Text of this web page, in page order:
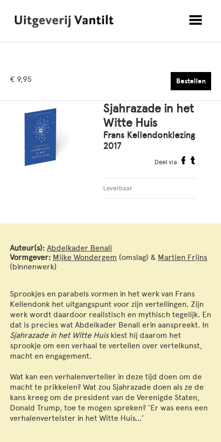
€ 9,95 Bestellen
Sjahrazade in het
Witte Huis
Frans Kellendonklezing
2017
Deel via
Leverbaar
Auteur(s): Abdelkader Benali
Vormgever: Mijke Wondergem (omslag) & Martien Frijns
(binnenwerk)
Sprookjes en parabels vormen in het werk van Frans
Kellendonk het uitgangspunt voor zijn vertellingen. Zijn
werk wordt daardoor realistisch en mythisch tegelijk. En
dat is precies wat Abdelkader Benali erin aanspreekt. In
Sjahrazade in het Witte Huiskiest hij daarom het
sprookje om een verhaal te vertellen over vertelkunst,
macht en engagement.
Wat kan een verhalenverteller in deze tijd doen om de
macht te prikkelen? Wat zou Sjahrazade doen als ze de
kans kreeg om de president van de Verenigde Staten,
Donald Trump, toe te mogen spreken? ‘Er was eens een
verhalenvertelster in het Witte Huis…’